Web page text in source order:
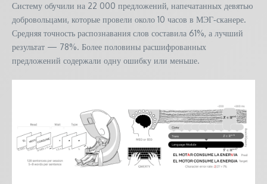
Систему обучили на 22 000 предложений, напечатанных девятью
добровольцами, которые провели около 10 часов в МЭГ‑сканере.
Средняя точность распознавания слов составила 61%, а лучший
результат — 78%. Более половины расшифрованных
предложений содержали одну ошибку или меньше.